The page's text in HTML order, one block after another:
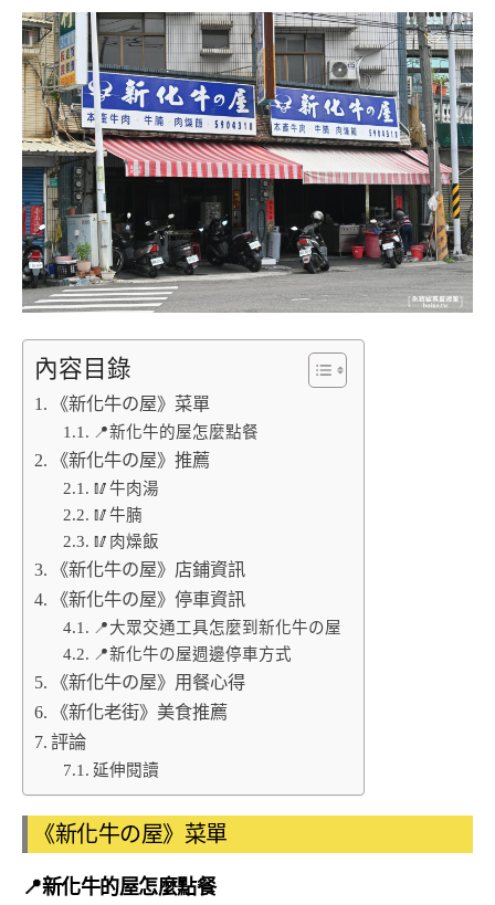
內容目錄
《新化牛の屋》菜單
📍新化牛的屋怎麼點餐
《新化牛の屋》推薦
🥢牛肉湯
🥢牛腩
🥢肉燥飯
《新化牛の屋》店鋪資訊
《新化牛の屋》停車資訊
📍大眾交通工具怎麼到新化牛の屋
📍新化牛の屋週邊停車方式
《新化牛の屋》用餐心得
《新化老街》美食推薦
評論
延伸閱讀
《新化牛の屋》菜單
📍新化牛的屋怎麼點餐